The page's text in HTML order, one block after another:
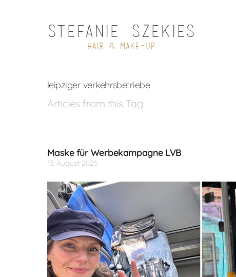
leipziger verkehrsbetriebe
Articles from this Tag
Maske für Werbekampagne LVB
13. August 2025